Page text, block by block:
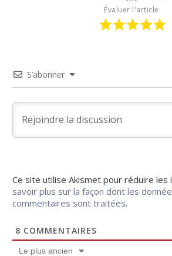
Évaluer l'article
S’abonner
Ce site utilise Akismet pour réduire les
savoir plus sur la façon dont les
commentaires sont traitées.
8 COMMENTAIRES
Le plus ancien